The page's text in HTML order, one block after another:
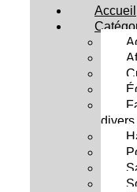
Accueil
divers